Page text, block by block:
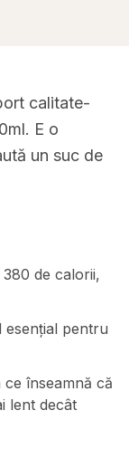
calitate-
E o
un suc de
de calorii,
pentru
înseamnă că
lent decât